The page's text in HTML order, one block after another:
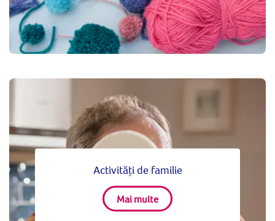
Activități de familie
Mai multe